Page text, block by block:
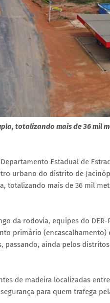
totalizando mais de 36 mil
Estadual de
urbano do distrito de
totalizando mais de 36 mil
da rodovia, equipes do DER-
primário (encascalhamento)
passando, ainda pelos
de madeira localizadas
para quem trafega